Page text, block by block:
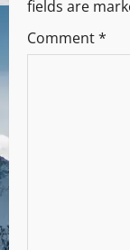
fields are
Comment*